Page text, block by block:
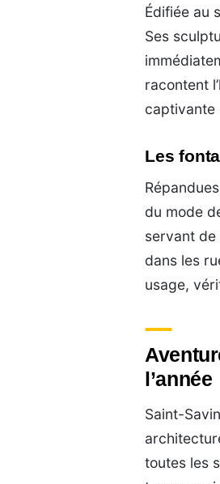
Édifiée au
Ses
racontent
captivante
Les
du mode
servant de
dans les
usage,
l’année
Saint-
toutes les